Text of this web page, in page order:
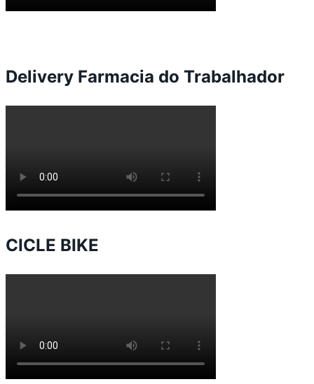
Delivery Farmacia do Trabalhador
CICLE BIKE